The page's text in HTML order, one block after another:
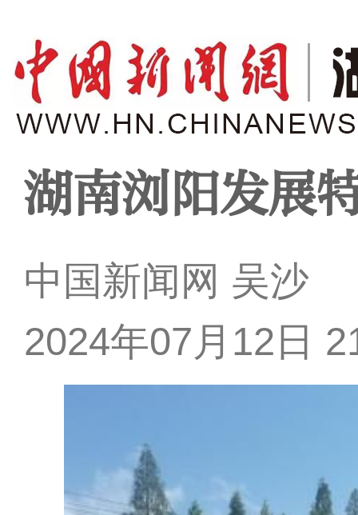
湖南浏阳发展
中国新闻网 吴沙
2024年07月12日